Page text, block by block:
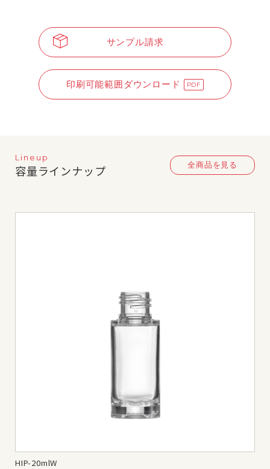
サンプル請求
印刷可能範囲ダウンロード
Lineup
容量ラインナップ 全商品を見る
HIP-20mlW